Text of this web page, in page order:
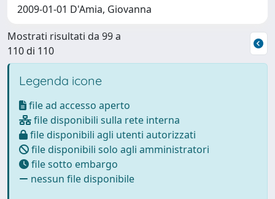
2009-01-01 D'Amia, Giovanna
Mostrati risultati da 99 a
110 di 110
Legenda icone
file ad accesso aperto
file disponibili sulla rete interna
file disponibili agli utenti autorizzati
file disponibili solo agli amministratori
file sotto embargo
nessun file disponibile